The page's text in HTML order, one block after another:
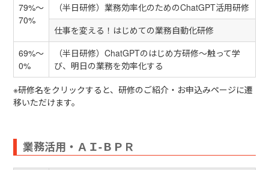
79%～
70%
（半日研修）業務効率化のためのChatGPT活用研修
仕事を変える！はじめての業務自動化研修
69%～
0%
（半日研修）ChatGPTのはじめ方研修～触って学
び、明日の業務を効率化する
※研修名をクリックすると、研修のご紹介・お申込みページに遷
移いただけます。
業務活用・ＡＩ-ＢＰＲ